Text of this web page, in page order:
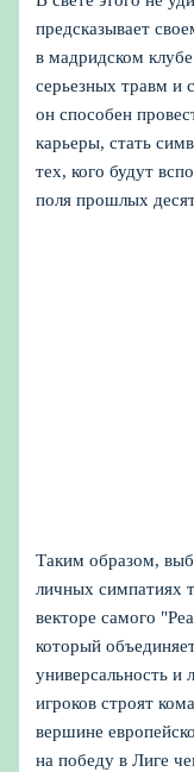
предсказывает
в мадридском
серьезных травм и
он способен
карьеры, стать
тех, кого будут
поля прошлых
Таким образом,
личных симпатиях
векторе самого
который
универсальность и
игроков строят
вершине
на победу в Лиге